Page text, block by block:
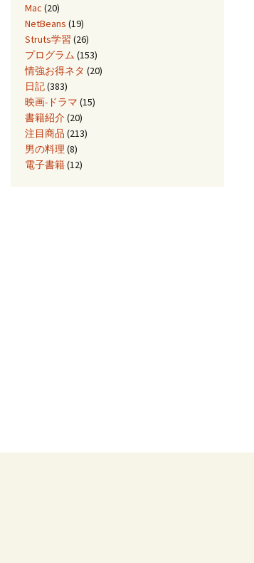
Mac (20)
NetBeans (19)
Struts学習 (26)
プログラム (153)
情強お得ネタ (20)
日記(383)
映画-ドラマ (15)
書籍紹介(20)
注目商品 (213)
男の料理 (8)
電子書籍(12)